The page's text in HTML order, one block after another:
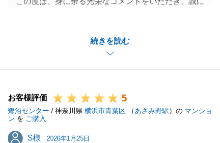
続きを読む
特に、お子様との生活やリノベーションを見据えたア
ドバイスが参考になったとのお言葉をいただき、プロ
また、数字に関するご指摘についても、真摯に受け止
めております。
今後はより一層の正確さとスピードを両立し、さらに
安心してサポートをお任せいただけるよう精進してま
お客様評価 5
鷺沼センター / 神奈川県 横浜市青葉区 （あざみ野駅）の マンショ
ン を ご購入
S様
S様 2026年1月25日